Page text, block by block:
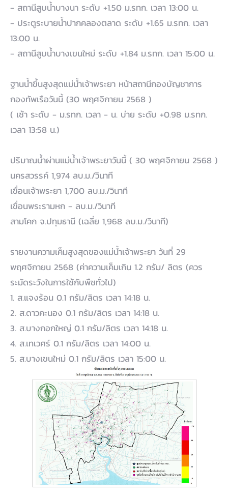
- สถานีสูบน้ำบางนา ระดับ +1.50 ม.รทก. เวลา 13:00 น.
- ประตูระบายน้ำปากคลองตลาด ระดับ +1.65 ม.รทก. เวลา
13:00 น.
- สถานีสูบน้ำบางเขนใหม่ ระดับ +1.84 ม.รทก. เวลา 15:00 น.
ฐานน้ำขึ้นสูงสุดแม่น้ำเจ้าพระยา หน้าสถานีกองบัญชาการ
กองทัพเรือวันนี้ (30 พฤศจิกายน 2568 )
( เช้า ระดับ - ม.รทก. เวลา - น. บ่าย ระดับ +0.98 ม.รทก.
เวลา 13:58 น.)
ปริมาณน้ำผ่านแม่น้ำเจ้าพระยาวันนี้ ( 30 พฤศจิกายน 2568 )
นครสวรรค์ 1,974 ลบ.ม./วินาที
เขื่อนเจ้าพระยา 1,700 ลบ.ม./วินาที
เขื่อนพระรามหก - ลบ.ม./วินาที
สามโคก จ.ปทุมธานี (เฉลี่ย 1,968 ลบ.ม./วินาที)
รายงานความเค็มสูงสุดของแม่น้ำเจ้าพระยา วันที่ 29
พฤศจิกายน 2568 (ค่าความเค็มเกิน 1.2 กรัม/ ลิตร (ควร
ระมัดระวังในการใช้กับพืชทั่วไป)
1. ส.แจงร้อน 0.1 กรัม/ลิตร เวลา 14:18 น.
2. ส.ดาวคะนอง 0.1 กรัม/ลิตร เวลา 14:18 น.
3. ส.บางกอกใหญ่ 0.1 กรัม/ลิตร เวลา 14:18 น.
4. ส.เทเวศร์ 0.1 กรัม/ลิตร เวลา 14:00 น.
5. ส.บางเขนใหม่ 0.1 กรัม/ลิตร เวลา 15:00 น.